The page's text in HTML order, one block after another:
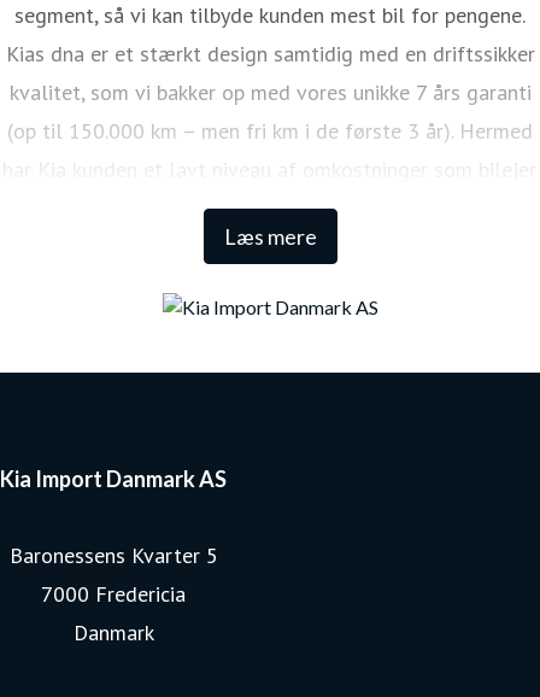
Læs mere
segment, så vi kan tilbyde kunden mest bil for pengene.
Kias dna er et stærkt design samtidig med en driftssikker
kvalitet, som vi bakker op med vores unikke 7 års garanti
(op til 150.000 km – men fri km i de første 3 år). Hermed
har Kia kunden et lavt niveau af omkostninger som bilejer.
Den lange garanti sikrer samtidig én af de højeste
restværdier i markedet.
Kia Import Danmark AS
Baronessens Kvarter 5
7000 Fredericia
Danmark